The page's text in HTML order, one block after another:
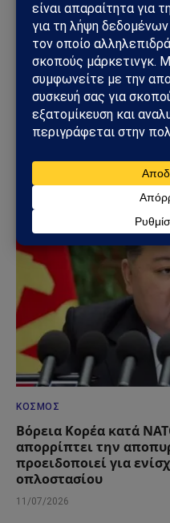
ΚΌΣΜΟΣ
ΗΠΑ – Ιράν: Νέα
επιθέσεις στο Ορμούζ
ΚΌΣΜΟΣ
Βόρεια Κορέα κατά
απορρίπτει την
προειδοποιεί για
οπλοστασίου
11/07/2026